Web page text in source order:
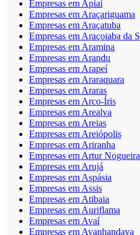
Empresas em Apiaí
Empresas em Araçariguama
Empresas em Araçatuba
Empresas em Araçoiaba da
Empresas em Aramina
Empresas em Arandu
Empresas em Arapeí
Empresas em Araraquara
Empresas em Araras
Empresas em Arco-Íris
Empresas em Arealva
Empresas em Areias
Empresas em Areiópolis
Empresas em Ariranha
Empresas em Artur Nogueira
Empresas em Arujá
Empresas em Aspásia
Empresas em Assis
Empresas em Atibaia
Empresas em Auriflama
Empresas em Avaí
Empresas em Avanhandava